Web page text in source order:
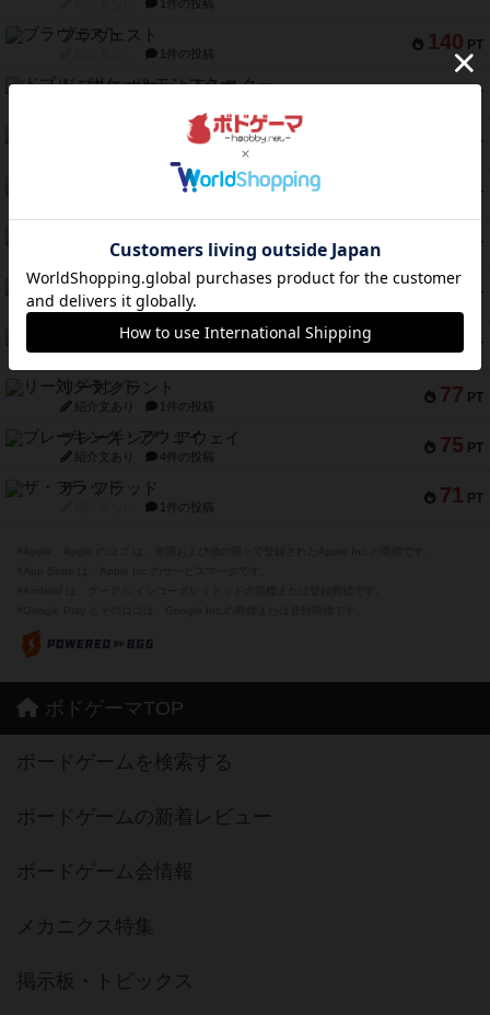
1件の投稿
140 PT
ブラヴェスト
1件の投稿
122 PT
ドブル：ポケットモンスター
PT
ジャンヌ・ダルク-オルレアン ドロー＆ライト
PT
ファースト・イン・フライト
PT
紹介文なし 1件の投稿
PT
ガルフストライク
紹介文あり 1件の投稿
79 PT
モズビ－ズ・レイダ－ズ
紹介文あり 1件の投稿
77 PT
リー対グラント
紹介文あり 1件の投稿
75 PT
ブレーキング・アウェイ
紹介文あり 4件の投稿
71 PT
ザ・フラッド
1件の投稿
ボドゲーマTOP
ボードゲームを検索する
ボードゲームの新着レビュー
ボードゲーム会情報
メカニクス特集
掲示板・トピックス